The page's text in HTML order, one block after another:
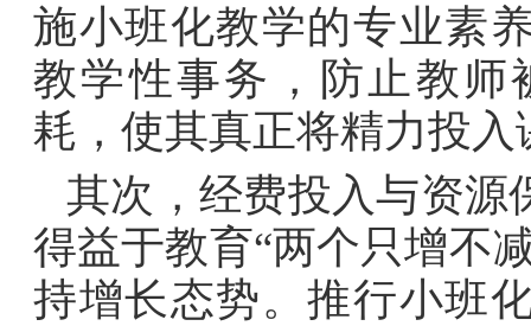
施小班化教学的专业素
教学性事务，防止教师
耗，使其真正将精力投
其次，经费投入与资源
得益于教育“两个只增不
持增长态势。推行小班